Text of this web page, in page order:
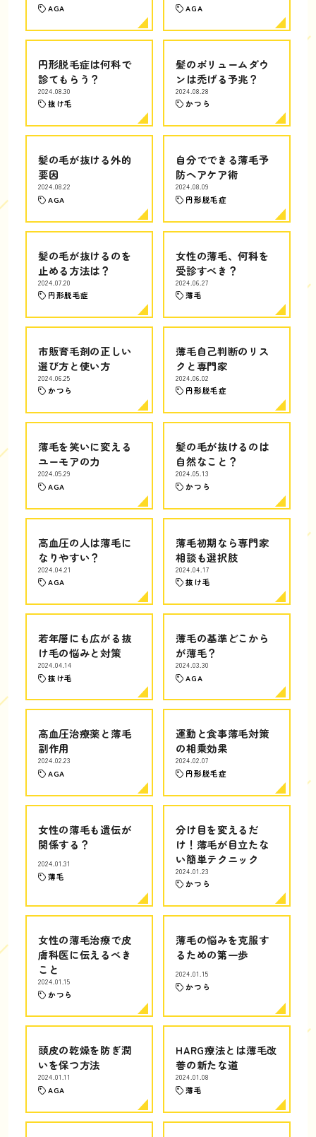
AGA AGA
円形脱毛症は何科で
診てもらう？
2024.08.30
抜け毛
髪のボリュームダウ
ンは禿げる予兆？
2024.08.28
かつら
髪の毛が抜ける外的
要因
2024.08.22
AGA
自分でできる薄毛予
防ヘアケア術
2024.08.09
円形脱毛症
髪の毛が抜けるのを
止める方法は？
2024.07.20
円形脱毛症
女性の薄毛、何科を
受診すべき？
2024.06.27
薄毛
市販育毛剤の正しい
選び方と使い方
2024.06.25
かつら
薄毛自己判断のリス
クと専門家
2024.06.02
円形脱毛症
薄毛を笑いに変える
ユーモアの力
2024.05.29
AGA
髪の毛が抜けるのは
自然なこと？
2024.05.13
かつら
高血圧の人は薄毛に
なりやすい？
2024.04.21
AGA
薄毛初期なら専門家
相談も選択肢
2024.04.17
抜け毛
若年層にも広がる抜
け毛の悩みと対策
2024.04.14
抜け毛
薄毛の基準どこから
が薄毛？
2024.03.30
AGA
高血圧治療薬と薄毛
副作用
2024.02.23
AGA
運動と食事薄毛対策
の相乗効果
2024.02.07
円形脱毛症
女性の薄毛も遺伝が
関係する？
2024.01.31
薄毛
分け目を変えるだ
け！薄毛が目立たな
い簡単テクニック
2024.01.23
かつら
女性の薄毛治療で皮
膚科医に伝えるべき
こと
2024.01.15
かつら
薄毛の悩みを克服す
るための第一歩
2024.01.15
かつら
頭皮の乾燥を防ぎ潤
いを保つ方法
2024.01.11
AGA
HARG療法とは薄毛改
善の新たな道
2024.01.08
薄毛